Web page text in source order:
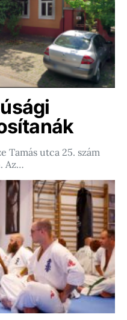
Tamás utca 25. szám
Az…